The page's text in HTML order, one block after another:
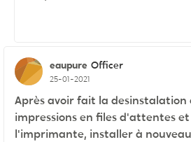
eaupure Officer
25-01-2021
Après avoir fait la desinstalation
impressions en files d'attentes
l'imprimante, installer à